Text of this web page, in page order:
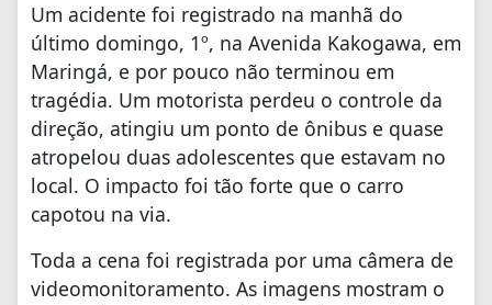
Um acidente foi registrado na manhã do
último domingo, 1º, na Avenida Kakogawa, em
Maringá, e por pouco não terminou em
tragédia. Um motorista perdeu o controle da
direção, atingiu um ponto de ônibus e quase
atropelou duas adolescentes que estavam no
local. O impacto foi tão forte que o carro
capotou na via.
Toda a cena foi registrada por uma câmera de
videomonitoramento. As imagens mostram o